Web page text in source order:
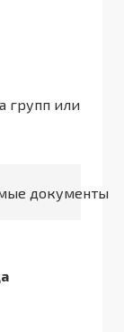
групп или
документы